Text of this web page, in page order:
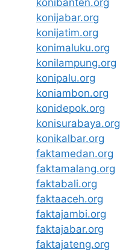
konijabar.org
konijatim.org
konimaluku.org
konilampung.org
konipalu.org
koniambon.org
konidepok.org
konisurabaya.org
konikalbar.org
faktamedan.org
faktamalang.org
faktabali.org
faktaaceh.org
faktajambi.org
faktajabar.org
faktajateng.org